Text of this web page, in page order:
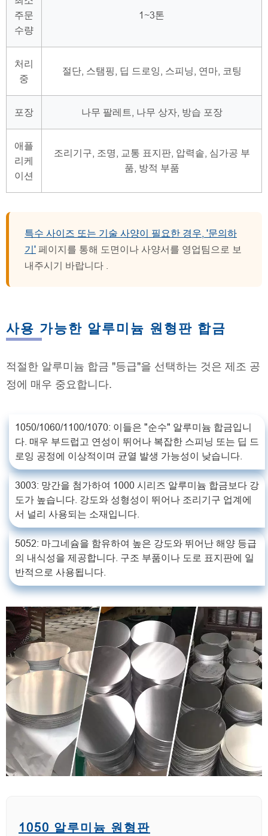
주문
수량
1~3톤
처리
중
절단, 스탬핑, 딥 드로잉, 스피닝, 연마, 코팅
포장 나무 팔레트, 나무 상자, 방습 포장
애플
리케
이션
조리기구, 조명, 교통 표지판, 압력솥, 심가공 부
품, 방적 부품
특수 사이즈 또는 기술 사양이 필요한 경우, '문의하
기' 페이지를 통해 도면이나 사양서를 영업팀으로 보
내주시기 바랍니다 .
사용 가능한 알루미늄 원형판 합금
적절한 알루미늄 합금 "등급"을 선택하는 것은 제조 공
정에 매우 중요합니다.
1050/1060/1100/1070: 이들은 "순수" 알루미늄 합금입니
다. 매우 부드럽고 연성이 뛰어나 복잡한 스피닝 또는 딥 드
로잉 공정에 이상적이며 균열 발생 가능성이 낮습니다.
3003: 망간을 첨가하여 1000 시리즈 알루미늄 합금보다 강
도가 높습니다. 강도와 성형성이 뛰어나 조리기구 업계에
서 널리 사용되는 소재입니다.
5052: 마그네슘을 함유하여 높은 강도와 뛰어난 해양 등급
의 내식성을 제공합니다. 구조 부품이나 도로 표지판에 일
반적으로 사용됩니다.
1050 알루미늄 원형판